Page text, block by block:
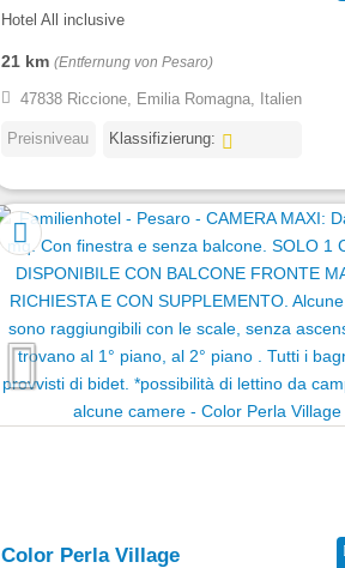
Hotel All inclusive
21 km (Entfernung von Pesaro)
47838 Riccione, Emilia Romagna, Italien
Preisniveau Klassifizierung:
Color Perla Village